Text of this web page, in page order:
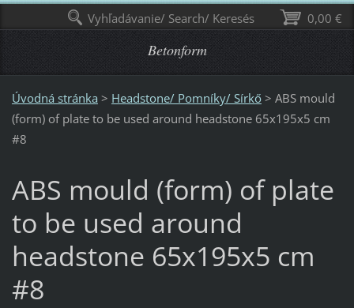
Betonform
Úvodná stránka > Headstone/ Pomníky/ Sírkő > ABS mould
(form) of plate to be used around headstone 65х195х5 cm
#8
ABS mould (form) of plate
to be used around
headstone 65х195х5 cm
#8
0,00 €
Vyhľadávanie/ Search/ Keresés